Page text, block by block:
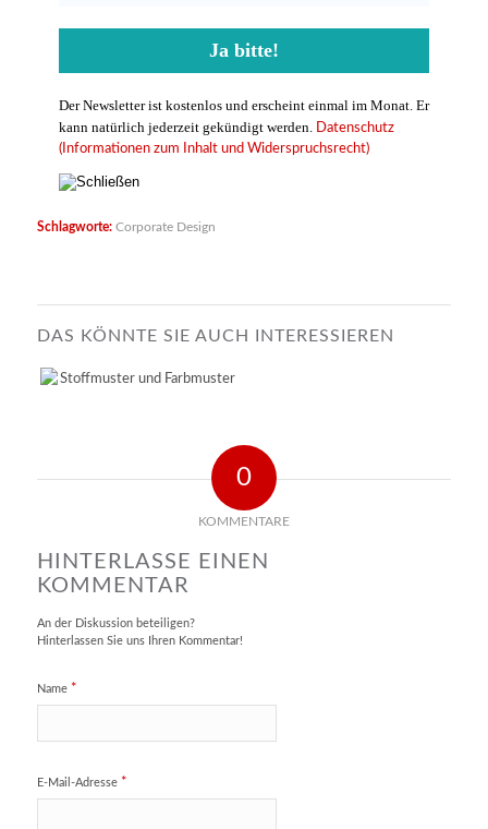
Der Newsletter ist kostenlos und erscheint einmal im Monat. Er
kann natürlich jederzeit gekündigt werden.
Datenschutz
(Informationen zum Inhalt und Widerspruchsrecht)
Schlagworte: Corporate Design
DAS KÖNNTE SIE AUCH INTERESSIEREN
0
KOMMENTARE
HINTERLASSE EINEN
KOMMENTAR
An der Diskussion beteiligen?
Hinterlassen Sie uns Ihren Kommentar!
Name *
E-Mail-Adresse *